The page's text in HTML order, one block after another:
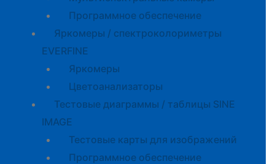
Программное обеспечение
Яркомеры / спектроколориметры
EVERFINE
Яркомеры
Цветоанализаторы
Тестовые диаграммы / таблицы SINE
IMAGE
Тестовые карты для изображений
Программное обеспечение